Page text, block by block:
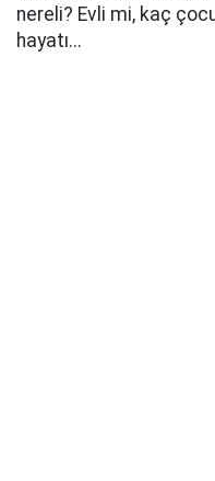
nereli? Evli mi, kaç
hayatı...